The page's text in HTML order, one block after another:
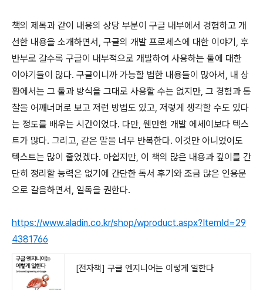
책의 제목과 같이 내용의 상당 부분이 구글 내부에서 경험하고 개
선한 내용을 소개하면서, 구글의 개발 프로세스에 대한 이야기, 후
반부로 갈수록 구글이 내부적으로 개발하여 사용하는 툴에 대한
이야기들이 많다. 구글이니까 가능할 법한 내용들이 많아서, 내 상
황에서는 그 툴과 방식을 그대로 사용할 수는 없지만, 그 경험과 통
찰을 어깨너머로 보고 저런 방법도 있고, 저렇게 생각할 수도 있다
는 정도를 배우는 시간이었다. 다만, 웬만한 개발 에세이보다 텍스
트가 많다. 그리고, 같은 말을 너무 반복한다. 이것만 아니었어도
텍스트는 많이 줄었겠다. 아쉽지만, 이 책의 많은 내용과 깊이를 간
단히 정리할 능력은 없기에 간단한 독서 후기와 조금 많은 인용문
으로 갈음하면서, 일독을 권한다.
https://www.aladin.co.kr/shop/wproduct.aspx?ItemId=29
4381766
[전자책] 구글 엔지니어는 이렇게 일한다